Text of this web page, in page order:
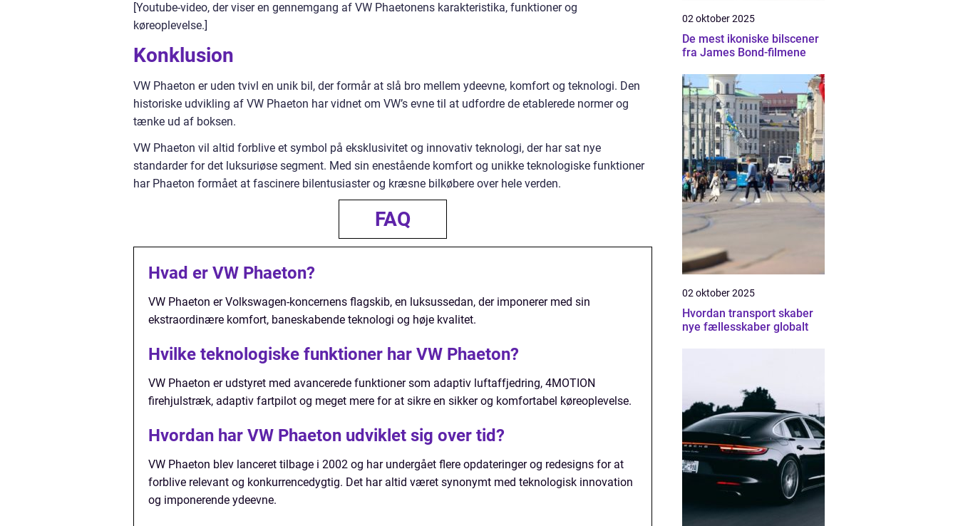
[Youtube-video, der viser en gennemgang af VW Phaetonens karakteristika, funktioner og
køreoplevelse.]
Konklusion
VW Phaeton er uden tvivl en unik bil, der formår at slå bro mellem ydeevne, komfort og teknologi. Den
historiske udvikling af VW Phaeton har vidnet om VW’s evne til at udfordre de etablerede normer og
tænke ud af boksen.
VW Phaeton vil altid forblive et symbol på eksklusivitet og innovativ teknologi, der har sat nye
standarder for det luksuriøse segment. Med sin enestående komfort og unikke teknologiske funktioner
har Phaeton formået at fascinere bilentusiaster og kræsne bilkøbere over hele verden.
FAQ
Hvad er VW Phaeton?
VW Phaeton er Volkswagen-koncernens flagskib, en luksussedan, der imponerer med sin
ekstraordinære komfort, baneskabende teknologi og høje kvalitet.
Hvilke teknologiske funktioner har VW Phaeton?
VW Phaeton er udstyret med avancerede funktioner som adaptiv luftaffjedring, 4MOTION
firehjulstræk, adaptiv fartpilot og meget mere for at sikre en sikker og komfortabel køreoplevelse.
Hvordan har VW Phaeton udviklet sig over tid?
VW Phaeton blev lanceret tilbage i 2002 og har undergået flere opdateringer og redesigns for at
forblive relevant og konkurrencedygtig. Det har altid været synonymt med teknologisk innovation
og imponerende ydeevne.
02 oktober 2025
De mest ikoniske bilscener
fra James Bond-filmene
02 oktober 2025
Hvordan transport skaber
nye fællesskaber globalt